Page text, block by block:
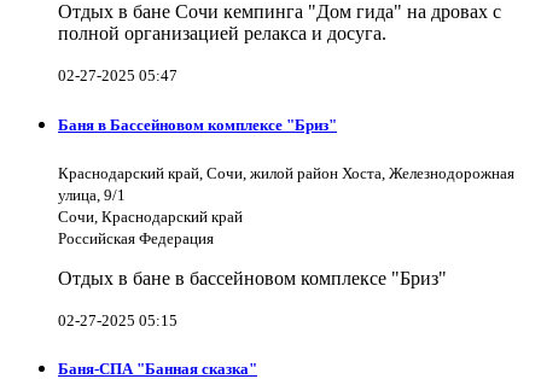
Отдых в бане Сочи кемпинга "Дом гида" на дровах с
полной организацией релакса и досуга.
02-27-2025 05:47
Баня в Бассейновом комплексе "Бриз"
Краснодарский край, Сочи, жилой район Хоста, Железнодорожная
улица, 9/1
Сочи, Краснодарский край
Российская Федерация
Отдых в бане в бассейновом комплексе "Бриз"
02-27-2025 05:15
Баня-СПА "Банная сказка"